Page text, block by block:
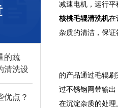
的蔬
清洗设
优点？
减速电机，运行
核桃毛辊清洗机在
杂质的清洁，保
的产品通过毛辊
过不锈钢网带输
在沉淀杂质的处